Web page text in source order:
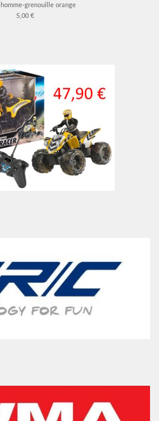
homme-grenouille orange
5,00 €